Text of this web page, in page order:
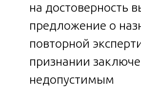
на достоверность
предложение о
повторной
признании
недопустимым